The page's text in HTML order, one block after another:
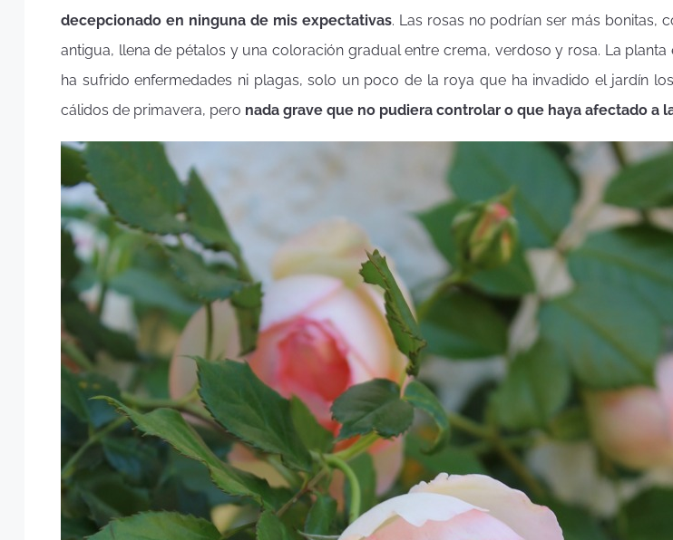
decepcionado en ninguna de mis expectativas. Las rosas no podrían ser más bonitas,
antigua, llena de pétalos y una coloración gradual entre crema, verdoso y rosa. La planta
ha sufrido enfermedades ni plagas, solo un poco de la roya que ha invadido el jardín
cálidos de primavera, pero nada grave que no pudiera controlar o que haya afectado a